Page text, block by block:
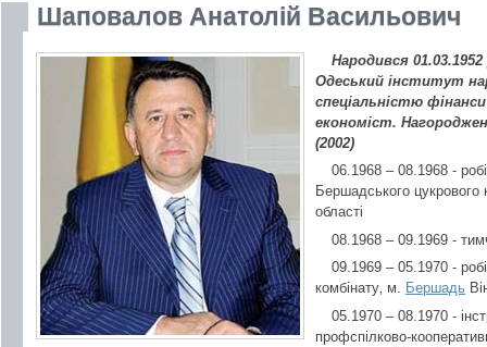
Шаповалов Анатолій Васильович
Народився
Одеський інститут
спеціальністю
економіст.
(2002)
06.1968 – 08.1968 -
Бершадського цукрового
області
08.1968 – 09.1969 -
09.1969 – 05.1970 -
комбінату‚ м. Бершадь
05.1970 – 08.1970 -
профспілково-